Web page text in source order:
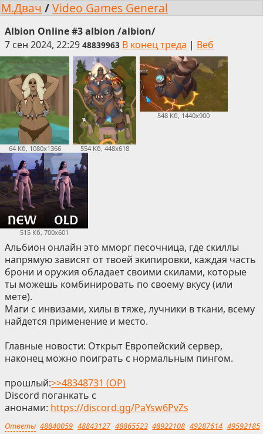
М.Двач /Video Games General
Albion Online #3 albion /albion/
7 сен 2024, 22:29 48839963 В конец треда | Веб
64 Кб, 1080x1366 554 Кб, 448x618
548 Кб, 1440x900
515 Кб, 700x601
Альбион онлайн это мморг песочница, где скиллы
напрямую зависят от твоей экипировки, каждая часть
брони и оружия обладает своими скилами, которые
ты можешь комбинировать по своему вкусу (или
мете).
Маги с инвизами, хилы в тяже, лучники в ткани, всему
найдется применение и место.
Главные новости: Открыт Европейский сервер,
наконец можно поиграть с нормальным пингом.
прошлый:>>48348731 (OP)
Discord поганкать с
анонами: https://discord.gg/PaYsw6PvZs
Ответы 48840059 48843127 48865523 48922108 49287614 49592185